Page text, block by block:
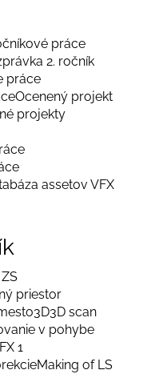
práce
2. ročník
práce
Ocenený projekt
projekty
assetov VFX
priestor
3D3D scan
v pohybe
1
Making of LS